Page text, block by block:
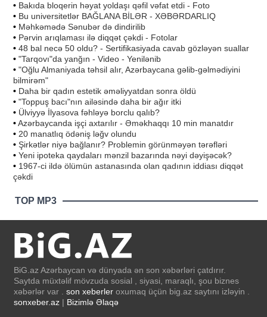
• Bakıda bloqerin həyat yoldaşı qəfil vəfat etdi - Foto
• Bu universitetlər BAĞLANA BİLƏR - XƏBƏRDARLIQ
• Məhkəmədə Sənubər də dindirilib
• Pərvin arıqlaması ilə diqqət çəkdi - Fotolar
• 48 bal necə 50 oldu? - Sertifikasiyada cavab gözləyən suallar
• "Tarqovı"da yanğın - Video - Yenilənib
• "Oğlu Almaniyada təhsil alır, Azərbaycana gəlib-gəlmədiyini
bilmirəm"
• Daha bir qadın estetik əməliyyatdan sonra öldü
• "Toppuş bacı"nın ailəsində daha bir ağır itki
• Ülviyyə İlyasova fəhləyə borclu qalıb?
•Azərbaycanda işçi axtarılır - Əməkhaqqı 10 min manatdır
• 20 manatlıq ödəniş ləğv olundu
• Şirkətlər niyə bağlanır? Problemin görünməyən tərəfləri
• Yeni ipoteka qaydaları mənzil bazarında nəyi dəyişəcək?
• 1967-ci ildə ölümün astanasında olan qadının iddiası diqqət
çəkdi
TOP MP3
BiG.az Azərbaycan və dünyada ən son xəbərləri çatdırır.
Saytda müxtəlif mövzuda sosial , siyasi, maraqlı, şou biznes
xəbərlər var . son xeberler oxumaq üçün big.az saytını izləyin .
sonxeber.az | Bizimlə Əlaqə